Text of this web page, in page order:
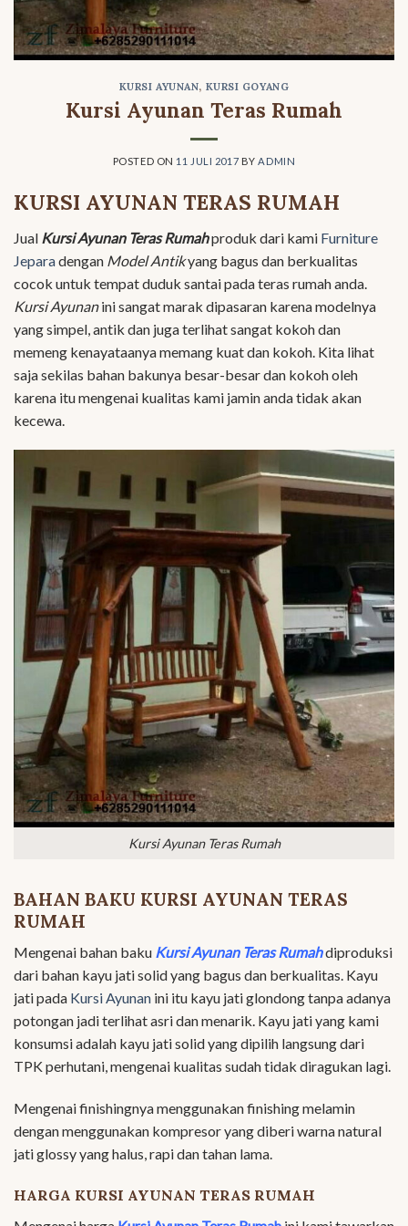
KURSI AYUNAN, KURSI GOYANG
Kursi Ayunan Teras Rumah
POSTED ON 11 JULI 2017 BYADMIN
KURSI AYUNAN TERAS RUMAH
Jual Kursi Ayunan Teras Rumahproduk dari kami Furniture
Jeparadengan Model Antikyang bagus dan berkualitas
cocok untuk tempat duduk santai pada teras rumah anda.
Kursi Ayunanini sangat marak dipasaran karena modelnya
yang simpel, antik dan juga terlihat sangat kokoh dan
memeng kenayataanya memang kuat dan kokoh. Kita lihat
saja sekilas bahan bakunya besar-besar dan kokoh oleh
karena itu mengenai kualitas kami jamin anda tidak akan
kecewa.
Kursi Ayunan Teras Rumah
BAHAN BAKU KURSI AYUNAN TERAS
RUMAH
Mengenai bahan baku Kursi Ayunan Teras Rumahdiproduksi
dari bahan kayu jati solid yang bagus dan berkualitas. Kayu
jati pada Kursi Ayunan ini itu kayu jati glondong tanpa adanya
potongan jadi terlihat asri dan menarik. Kayu jati yang kami
konsumsi adalah kayu jati solid yang dipilih langsung dari
TPK perhutani, mengenai kualitas sudah tidak diragukan lagi.
Mengenai finishingnya menggunakan finishing melamin
dengan menggunakan kompresor yang diberi warna natural
jati glossy yang halus, rapi dan tahan lama.
HARGA KURSI AYUNAN TERAS RUMAH